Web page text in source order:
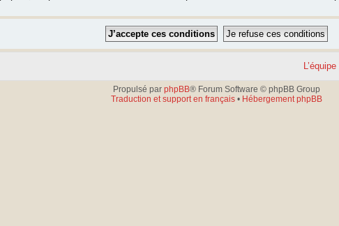
L’équipe
Propulsé par phpBB® Forum Software © phpBB Group
Traduction et support en français• Hébergement phpBB